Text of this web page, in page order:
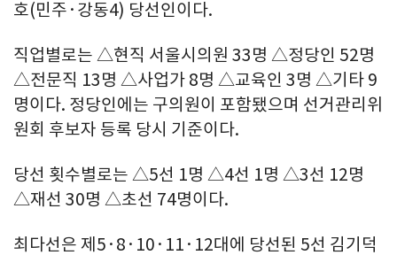
호(민주·강동4) 당선인이다.
직업별로는 △현직 서울시의원 33명 △정당인 52명
△전문직 13명 △사업가 8명 △교육인 3명 △기타 9
명이다. 정당인에는 구의원이 포함됐으며 선거관리위
원회 후보자 등록 당시 기준이다.
당선 횟수별로는 △5선 1명 △4선 1명 △3선 12명
△재선 30명 △초선 74명이다.
최다선은 제5·8·10·11·12대에 당선된 5선 김기덕